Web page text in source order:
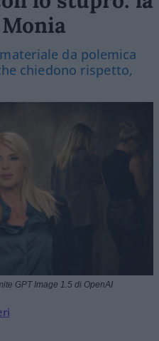
da polemica
chiedono rispetto,
GPT Image 1.5 di OpenAI